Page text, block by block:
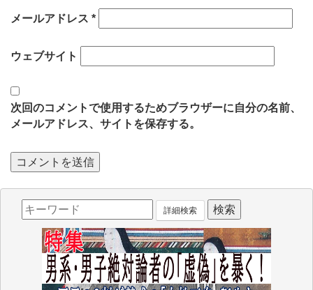
メールアドレス *
ウェブサイト
次回のコメントで使用するためブラウザーに自分の名前、
メールアドレス、サイトを保存する。
詳細検索